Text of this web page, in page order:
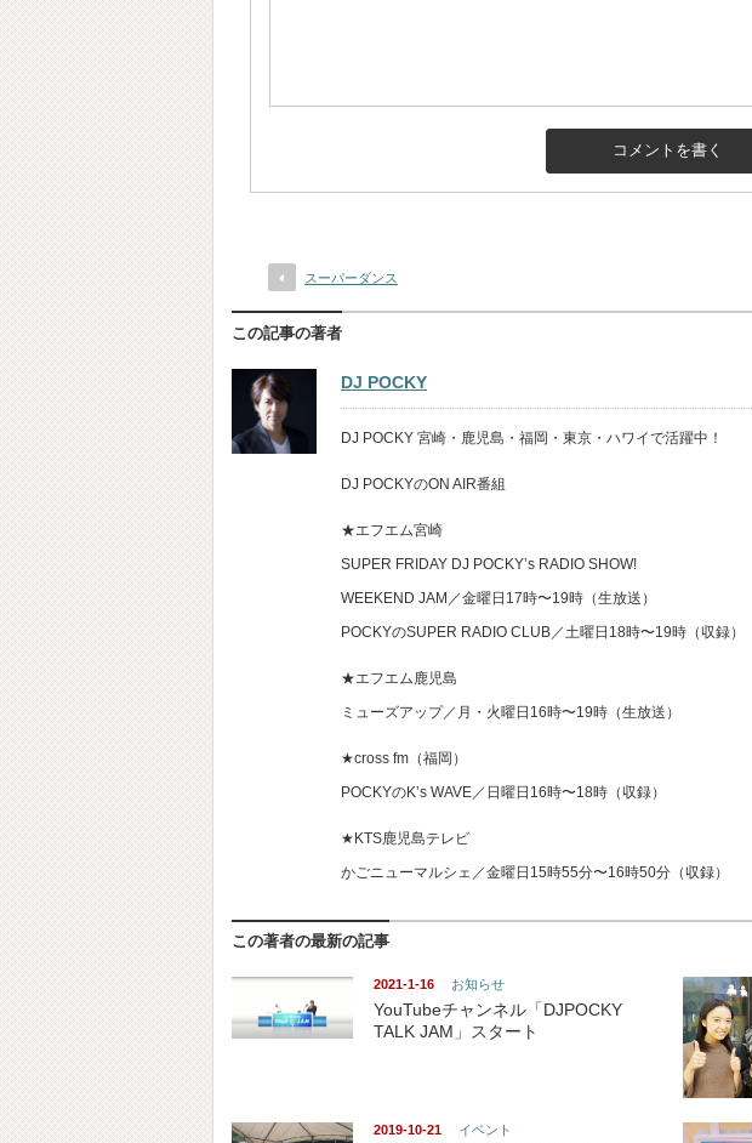
スーパーダンス
この記事の著者
DJ POCKY
DJ POCKY 宮崎・鹿児島・福岡・東京・ハワイで活躍中！
DJ POCKYのON AIR番組
★エフエム宮崎
SUPER FRIDAY DJ POCKY’s RADIO SHOW!
WEEKEND JAM／金曜日17時〜19時（生放送）
POCKYのSUPER RADIO CLUB／土曜日18時〜19時（収録）
★エフエム鹿児島
ミューズアップ／月・火曜日16時〜19時（生放送）
★cross fm（福岡）
POCKYのK’s WAVE／日曜日16時〜18時（収録）
★KTS鹿児島テレビ
かごニューマルシェ／金曜日15時55分〜16時50分（収録）
この著者の最新の記事
2021-1-16 お知らせ
YouTubeチャンネル「DJPOCKY
TALK JAM」スタート
2019-10-21 イベント